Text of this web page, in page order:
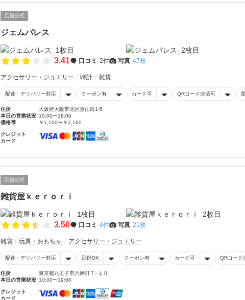
店舗公式
ジェムパレス
3.41 口コミ 2件 写真 47枚
アクセサリー・ジュエリー 時計 雑貨
配達・デリバリー対応 クーポン有 カード可 QRコード決済可
住所
大阪府大阪市北区堂山町1-5
本日の営業状況 10:00〜18:00
価格帯
￥1,100〜￥2,160
クレジット
カード
店舗公式
雑貨屋ｋｅｒｏｒｉ
3.50 口コミ 4件 写真 21枚
雑貨 玩具・おもちゃ アクセサリー・ジュエリー
配達・デリバリー対応 日祝OK クーポン有 カード可 QRコード
住所
東京都八王子市八幡町７−１０
本日の営業状況 10:00〜19:00
クレジット
カード